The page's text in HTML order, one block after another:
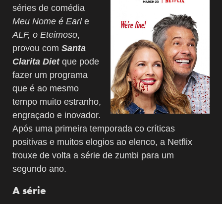
séries de comédia
Meu Nome é Earle
ALF, o Eteimoso,
provou com Santa
Clarita Dietque pode
fazer um programa
que é ao mesmo
tempo muito estranho,
engraçado e inovador.
Após uma primeira temporada co críticas
positivas e muitos elogios ao elenco, a Netflix
trouxe de volta a série de zumbi para um
segundo ano.
A série